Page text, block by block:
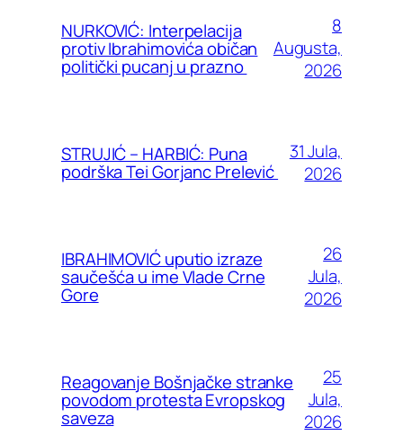
NURKOVIĆ: Interpelacija
protiv Ibrahimovića običan
politički pucanj u prazno
8
Augusta,
2026
STRUJIĆ – HARBIĆ: Puna
podrška Tei Gorjanc Prelević
31 Jula,
2026
IBRAHIMOVIĆ uputio izraze
saučešća u ime Vlade Crne
Gore
26
Jula,
2026
Reagovanje Bošnjačke stranke
povodom protesta Evropskog
saveza
25
Jula,
2026